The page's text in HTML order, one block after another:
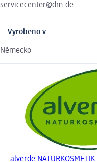
servicecenter@dm.de
Vyrobeno v
Německo
alverde NATURKOSMETIK